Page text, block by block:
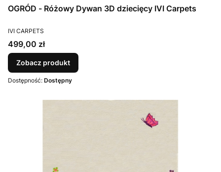
OGRÓD - Różowy Dywan 3D dziecięcy IVI Carpets
PRODUCENT
IVI CARPETS
Cena
499,00 zł
Zobacz produkt
Dostępność: Dostępny